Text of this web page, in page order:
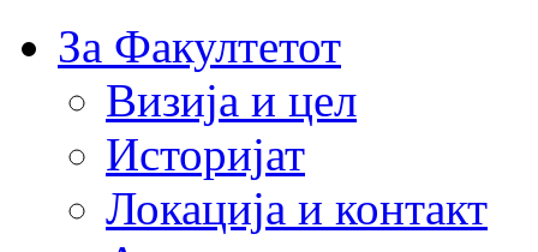
За Факултетот
Визија и цел
Историјат
Локација и контакт